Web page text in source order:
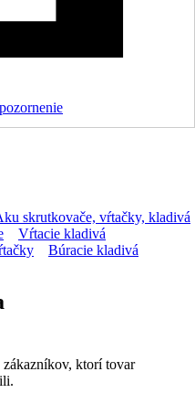
skrutkovače, vŕtačky, kladivá
Vŕtacie kladivá
Búracie kladivá
ktorí tovar